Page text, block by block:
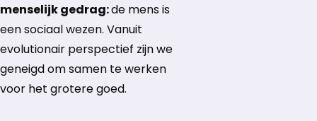
menselijk gedrag:de mens is
een sociaal wezen. Vanuit
evolutionair perspectief zijn we
geneigd om samen te werken
voor het grotere goed.